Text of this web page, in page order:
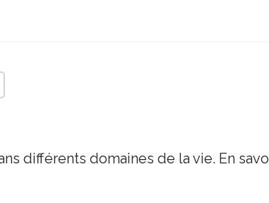
différents domaines de la vie. En